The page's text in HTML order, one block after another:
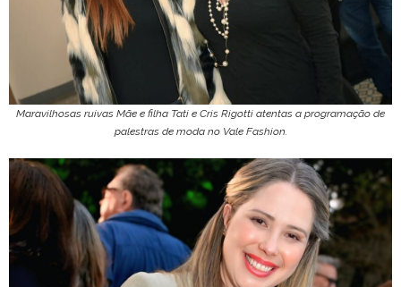
Maravilhosas ruivas Mãe e filha Tati e Cris Rigotti atentas a programação de
palestras de moda no Vale Fashion.